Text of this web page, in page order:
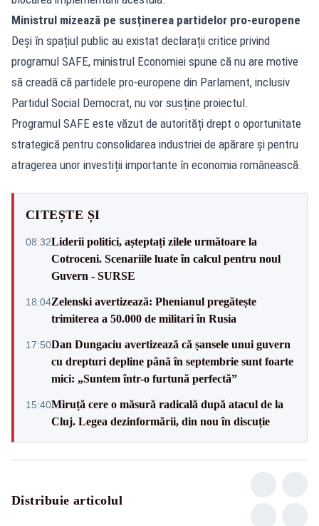
Ministrul mizează pe susținerea partidelor pro-europene
Deși în spațiul public au existat declarații critice privind
programul SAFE, ministrul Economiei spune că nu are motive
să creadă că partidele pro-europene din Parlament, inclusiv
Partidul Social Democrat, nu vor susține proiectul.
Programul SAFE este văzut de autorități drept o oportunitate
strategică pentru consolidarea industriei de apărare și pentru
atragerea unor investiții importante în economia românească.
CITEȘTE ȘI
08:32Liderii politici, așteptați zilele următoare la
Cotroceni. Scenariile luate în calcul pentru noul
Guvern - SURSE
18:04Zelenski avertizează: Phenianul pregătește
trimiterea a 50.000 de militari în Rusia
17:50Dan Dungaciu avertizează că șansele unui guvern
cu drepturi depline până în septembrie sunt foarte
mici: „Suntem într-o furtună perfectă”
15:40Miruță cere o măsură radicală după atacul de la
Cluj. Legea dezinformării, din nou în discuție
Distribuie articolul